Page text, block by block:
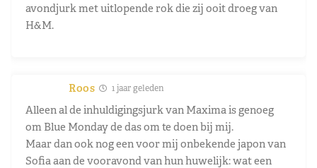
avondjurk met uitlopende rok die zij ooit droeg van
H&M.
Roos 1 jaar geleden
Alleen al de inhuldigingsjurk van Maxima is genoeg
om Blue Monday de das om te doen bij mij.
Maar dan ook nog een voor mij onbekende japon van
Sofia aan de vooravond van hun huwelijk: wat een